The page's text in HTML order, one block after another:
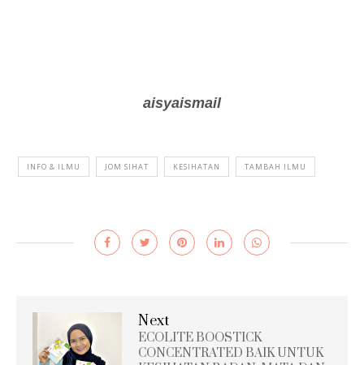
aisyaismail
INFO & ILMU JOM SIHAT KESIHATAN TAMBAH ILMU
Next
ECOLITE BOOSTICK
CONCENTRATED BAIK UNTUK